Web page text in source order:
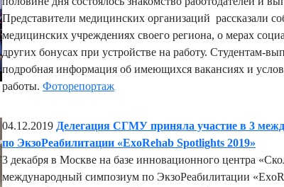
Представители медицинских организаций рассказали
медицинских учреждениях своего региона, о мерах
других бонусах при устройстве на работу. Студентам-
подробная информация об имеющихся вакансиях и
работы. Фоторепортаж
04.12.2019 Делегация СГМУ приняла участие в 3
по ЭкзоРеабилитации «ExoRehab Spotlights 2019»
3 декабря в Москве на базе инновационного центра
международный симпозиум по ЭкзоРеабилитации